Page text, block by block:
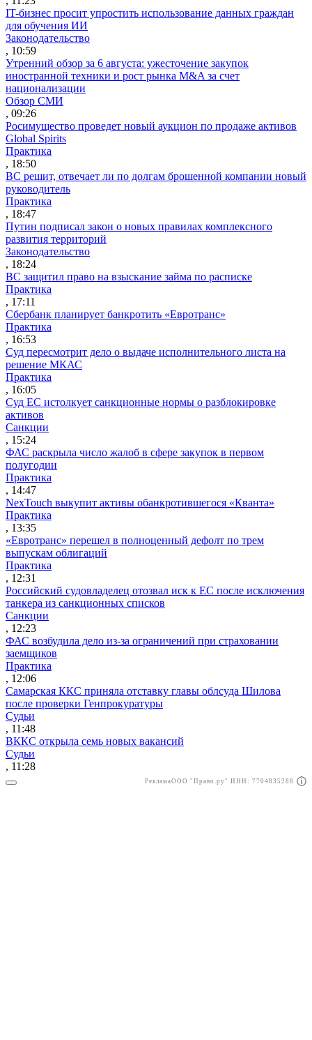
РекламаООО "Право.ру" ИНН: 7704835288
IT-бизнес просит упростить использование данных граждан
для обучения ИИ
Законодательство
, 10:59
Утренний обзор за 6 августа: ужесточение закупок
иностранной техники и рост рынка M&A за счет
национализации
Обзор СМИ
, 09:26
Росимущество проведет новый аукцион по продаже активов
Global Spirits
Практика
, 18:50
ВС решит, отвечает ли по долгам брошенной компании новый
руководитель
Практика
, 18:47
Путин подписал закон о новых правилах комплексного
развития территорий
Законодательство
, 18:24
ВС защитил право на взыскание займа по расписке
Практика
, 17:11
Сбербанк планирует банкротить «Евротранс»
Практика
, 16:53
Суд пересмотрит дело о выдаче исполнительного листа на
решение МКАС
Практика
, 16:05
Суд ЕС истолкует санкционные нормы о разблокировке
активов
Санкции
, 15:24
ФАС раскрыла число жалоб в сфере закупок в первом
полугодии
Практика
, 14:47
NexTouch выкупит активы обанкротившегося «Кванта»
Практика
, 13:35
«Евротранс» перешел в полноценный дефолт по трем
выпускам облигаций
Практика
, 12:31
Российский судовладелец отозвал иск к ЕС после исключения
танкера из санкционных списков
Санкции
, 12:23
ФАС возбудила дело из-за ограничений при страховании
заемщиков
Практика
, 12:06
Самарская ККС приняла отставку главы облсуда Шилова
после проверки Генпрокуратуры
Судьи
, 11:48
ВККС открыла семь новых вакансий
Судьи
, 11:28